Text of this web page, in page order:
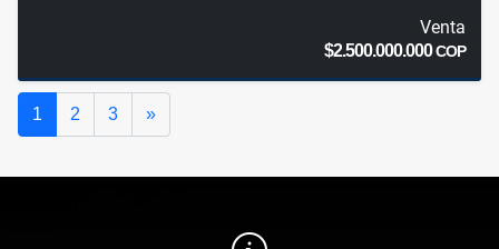
Venta
$2.500.000.000COP
1 2 3 »Siguiente